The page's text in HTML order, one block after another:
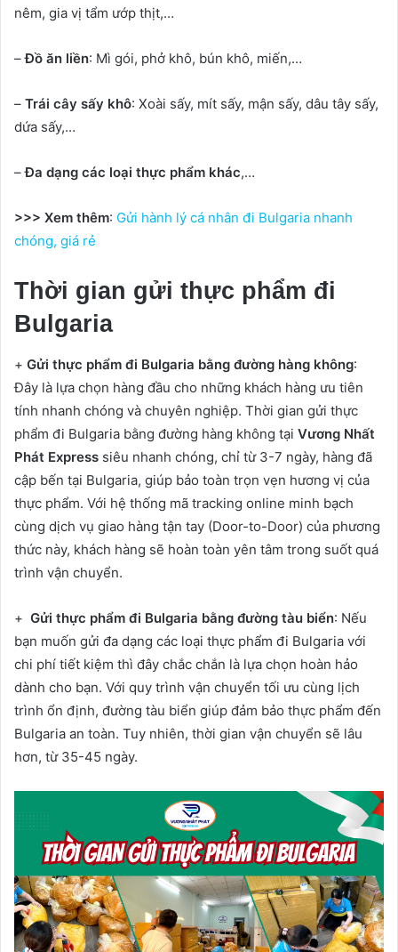
nêm, gia vị tẩm ướp thịt,…
–Đồ ăn liền: Mì gói, phở khô, bún khô, miến,…
– Trái cây sấy khô: Xoài sấy, mít sấy, mận sấy, dâu tây sấy,
dứa sấy,…
–Đa dạng các loại thực phẩm khác,…
>>> Xem thêm: Gửi hành lý cá nhân đi Bulgaria nhanh
chóng, giá rẻ
Thời gian gửi thực phẩm đi
Bulgaria
+ Gửi thực phẩm đi Bulgaria bằng đường hàng không:
Đây là lựa chọn hàng đầu cho những khách hàng ưu tiên
tính nhanh chóng và chuyên nghiệp. Thời gian gửi thực
phẩm đi Bulgaria bằng đường hàng không tại Vương Nhất
Phát Express siêu nhanh chóng, chỉ từ 3-7 ngày, hàng đã
cập bến tại Bulgaria, giúp bảo toàn trọn vẹn hương vị của
thực phẩm. Với hệ thống mã tracking online minh bạch
cùng dịch vụ giao hàng tận tay (Door-to-Door) của phương
thức này, khách hàng sẽ hoàn toàn yên tâm trong suốt quá
trình vận chuyển.
+ Gửi thực phẩm đi Bulgaria bằng đường tàu biển: Nếu
bạn muốn gửi đa dạng các loại thực phẩm đi Bulgaria với
chi phí tiết kiệm thì đây chắc chắn là lựa chọn hoàn hảo
dành cho bạn. Với quy trình vận chuyển tối ưu cùng lịch
trình ổn định, đường tàu biển giúp đảm bảo thực phẩm đến
Bulgaria an toàn. Tuy nhiên, thời gian vận chuyển sẽ lâu
hơn, từ 35-45 ngày.